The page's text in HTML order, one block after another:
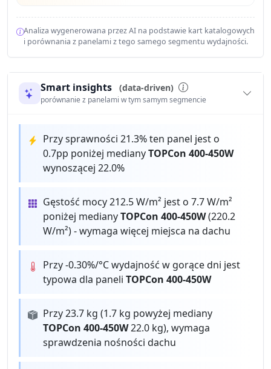
Analiza wygenerowana przez AI na podstawie kart katalogowych
i porównania z panelami z tego samego segmentu wydajności.
Smart insights (data-driven)
porównanie z panelami w tym samym segmencie
Przy sprawności 21.3% ten panel jest o
0.7pp poniżej medianyTOPCon 400-450W
wynoszącej 22.0%
Gęstość mocy 212.5 W/m² jest o 7.7 W/m²
poniżej medianyTOPCon 400-450W(220.2
W/m²) - wymaga więcej miejsca na dachu
Przy -0.30%/°C wydajność w gorące dni jest
typowa dla paneliTOPCon 400-450W
Przy 23.7 kg (1.7 kg powyżej mediany
TOPCon 400-450W22.0 kg), wymaga
sprawdzenia nośności dachu